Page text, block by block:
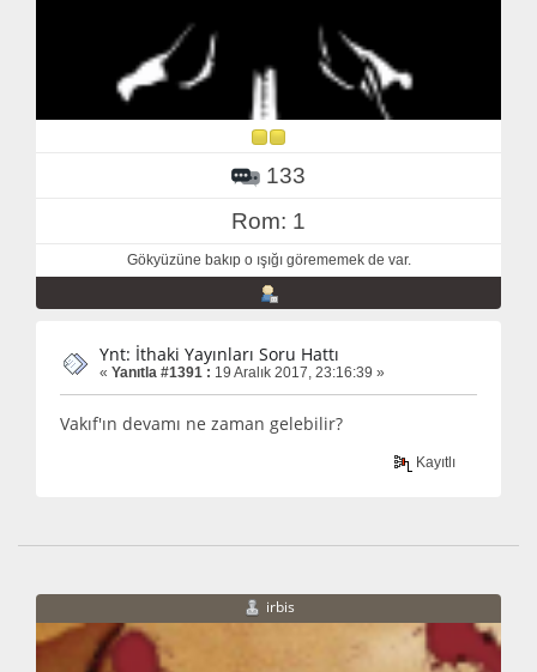
133
Rom: 1
Gökyüzüne bakıp o ışığı görememek de var.
Ynt: İthaki Yayınları Soru Hattı
« Yanıtla #1391 : 19 Aralık 2017, 23:16:39 »
Vakıf'ın devamı ne zaman gelebilir?
Kayıtlı
irbis